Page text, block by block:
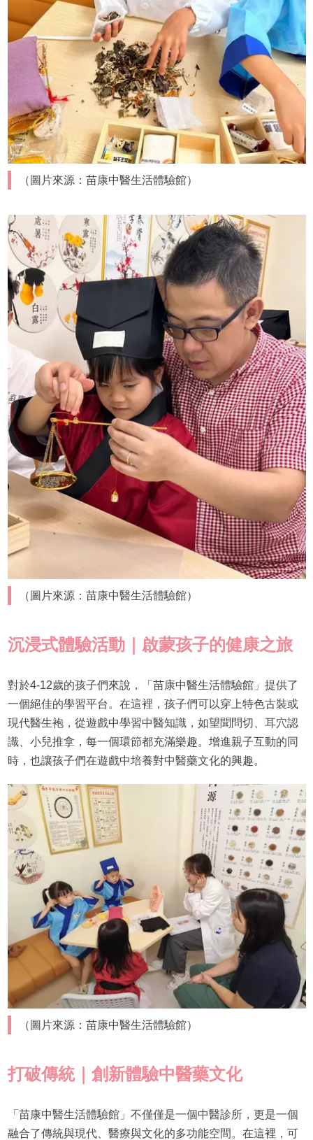
（圖片來源：苗康中醫生活體驗館）
（圖片來源：苗康中醫生活體驗館）
沉浸式體驗活動｜啟蒙孩子的健康之旅
對於4-12歲的孩子們來說，「苗康中醫生活體驗館」提供了
一個絕佳的學習平台。在這裡，孩子們可以穿上特色古裝或
現代醫生袍，從遊戲中學習中醫知識，如望聞問切、耳穴認
識、小兒推拿，每一個環節都充滿樂趣。增進親子互動的同
時，也讓孩子們在遊戲中培養對中醫藥文化的興趣。
（圖片來源：苗康中醫生活體驗館）
打破傳統｜創新體驗中醫藥文化
「苗康中醫生活體驗館」不僅僅是一個中醫診所，更是一個
融合了傳統與現代、醫療與文化的多功能空間。在這裡，可